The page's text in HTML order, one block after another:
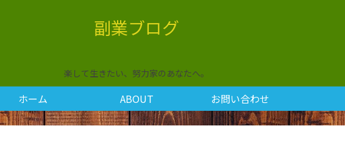
副業ブログ
楽して生きたい、努力家のあなたへ。
ホーム ABOUT お問い合わせ